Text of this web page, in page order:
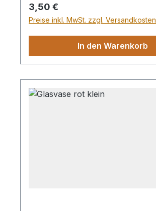
Regulärer Preis:
3,50 €
Preise inkl. MwSt. zzgl. Versandkosten
In den Warenkorb